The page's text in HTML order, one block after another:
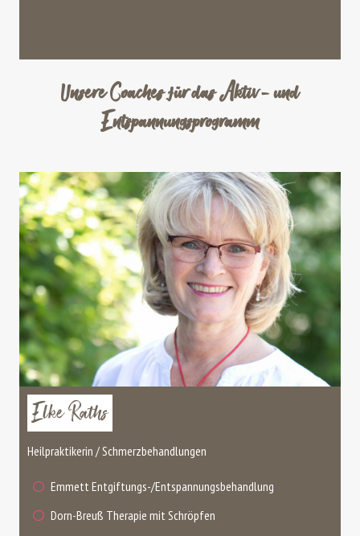
Unsere Coaches für das Aktiv- und
Entspannungsprogramm
Elke Raths
Heilpraktikerin / Schmerzbehandlungen
Emmett Entgiftungs-/Entspannungsbehandlung
Dorn-Breuß Therapie mit Schröpfen